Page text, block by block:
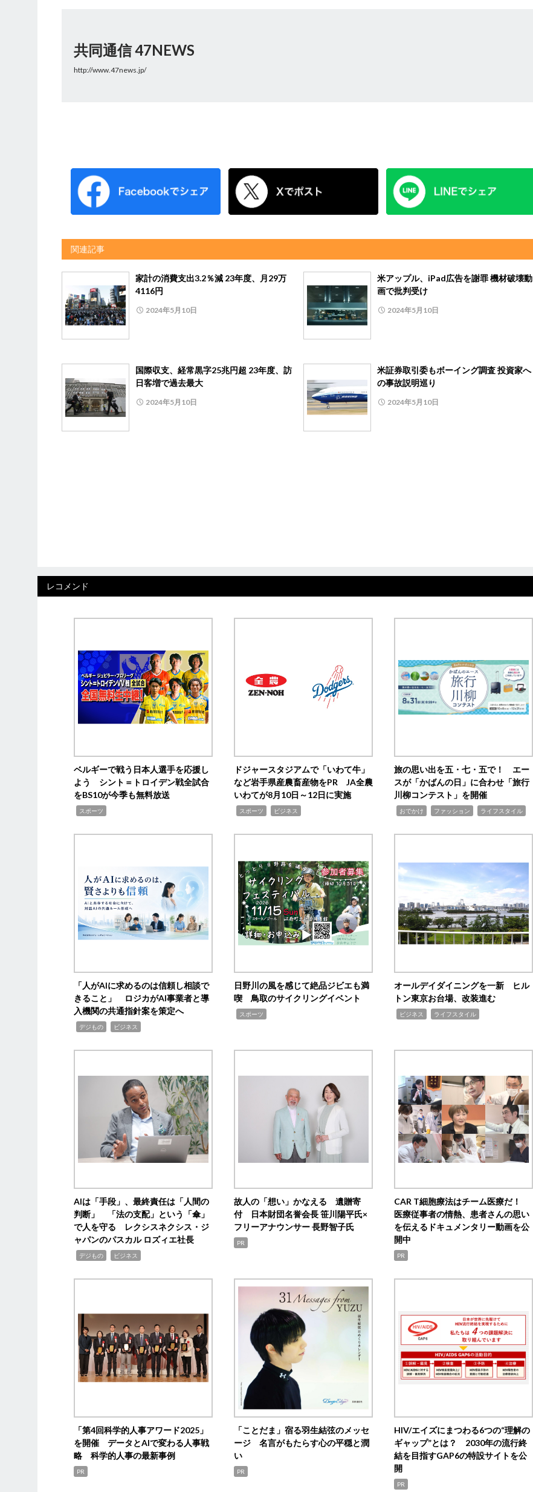
共同通信 47NEWS
http://www.47news.jp/
関連記事
家計の消費支出3.2％減 23年度、月29万
4116円
2024年5月10日
米アップル、iPad広告を謝罪 機材破壊動
画で批判受け
2024年5月10日
国際収支、経常黒字25兆円超 23年度、訪
日客増で過去最大
2024年5月10日
米証券取引委もボーイング調査 投資家へ
の事故説明巡り
2024年5月10日
レコメンド
ベルギーで戦う日本人選手を応援し
よう シント＝トロイデン戦全試合
をBS10が今季も無料放送
スポーツ
ドジャースタジアムで「いわて牛」
など岩手県産農畜産物をPR JA全農
いわてが8月10日～12日に実施
スポーツ ビジネス
旅の思い出を五・七・五で！ エー
スが「かばんの日」に合わせ「旅行
川柳コンテスト」を開催
おでかけ ファッション ライフスタイル
「人がAIに求めるのは信頼し相談で
きること」 ロジカがAI事業者と導
入機関の共通指針案を策定へ
デジもの ビジネス
日野川の風を感じて絶品ジビエも満
喫 鳥取のサイクリングイベント
スポーツ
オールデイダイニングを一新 ヒル
トン東京お台場、改装進む
ビジネス ライフスタイル
AIは「手段」、最終責任は「人間の
判断」 「法の支配」という「傘」
で人を守る レクシスネクシス・ジ
ャパンのパスカル ロズィエ社長
デジもの ビジネス
故人の「想い」かなえる 遺贈寄
付 日本財団名誉会長 笹川陽平氏×
フリーアナウンサー 長野智子氏
PR
CAR T細胞療法はチーム医療だ！
医療従事者の情熱、患者さんの思い
を伝えるドキュメンタリー動画を公
開中
PR
「第4回科学的人事アワード2025」
を開催 データとAIで変わる人事戦
略 科学的人事の最新事例
PR
「ことだま」宿る羽生結弦のメッセ
ージ 名言がもたらす心の平穏と潤
い
PR
HIV/エイズにまつわる6つの“理解の
ギャップ”とは？ 2030年の流行終
結を目指すGAP6の特設サイトを公
開
PR